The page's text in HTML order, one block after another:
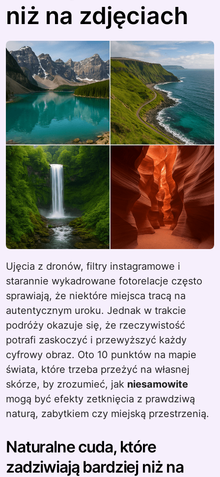
niż na zdjęciach
Ujęcia z dronów, filtry instagramowe i
starannie wykadrowane fotorelacje często
sprawiają, że niektóre miejsca tracą na
autentycznym uroku. Jednak w trakcie
podróży okazuje się, że rzeczywistość
potrafi zaskoczyć i przewyższyć każdy
cyfrowy obraz. Oto 10 punktów na mapie
świata, które trzeba przeżyć na własnej
skórze, by zrozumieć, jak niesamowite
mogą być efekty zetknięcia z prawdziwą
naturą, zabytkiem czy miejską przestrzenią.
Naturalne cuda, które
zadziwiają bardziej niż na